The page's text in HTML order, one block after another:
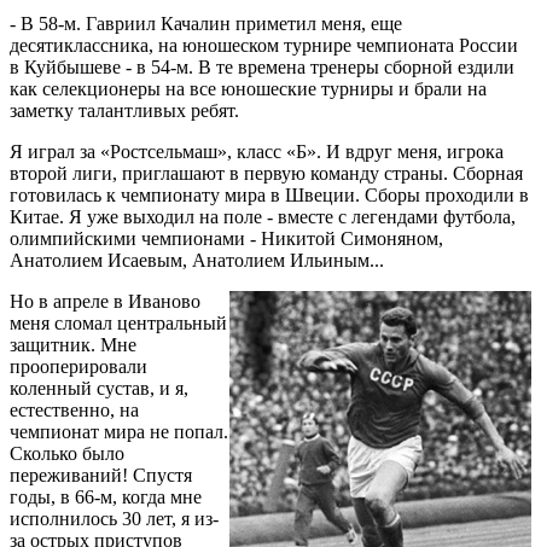
- В 58-м. Гавриил Качалин приметил меня, еще
десятиклассника, на юношеском турнире чемпионата России
в Куйбышеве - в 54-м. В те времена тренеры сборной ездили
как селекционеры на все юношеские турниры и брали на
заметку талантливых ребят.
Я играл за «Ростсельмаш», класс «Б». И вдруг меня, игрока
второй лиги, приглашают в первую команду страны. Сборная
готовилась к чемпионату мира в Швеции. Сборы проходили в
Китае. Я уже выходил на поле - вместе с легендами футбола,
олимпийскими чемпионами - Никитой Симоняном,
Анатолием Исаевым, Анатолием Ильиным...
Но в апреле в Иваново
меня сломал центральный
защитник. Мне
прооперировали
коленный сустав, и я,
естественно, на
чемпионат мира не попал.
Сколько было
переживаний! Спустя
годы, в 66-м, когда мне
исполнилось 30 лет, я из-
за острых приступов